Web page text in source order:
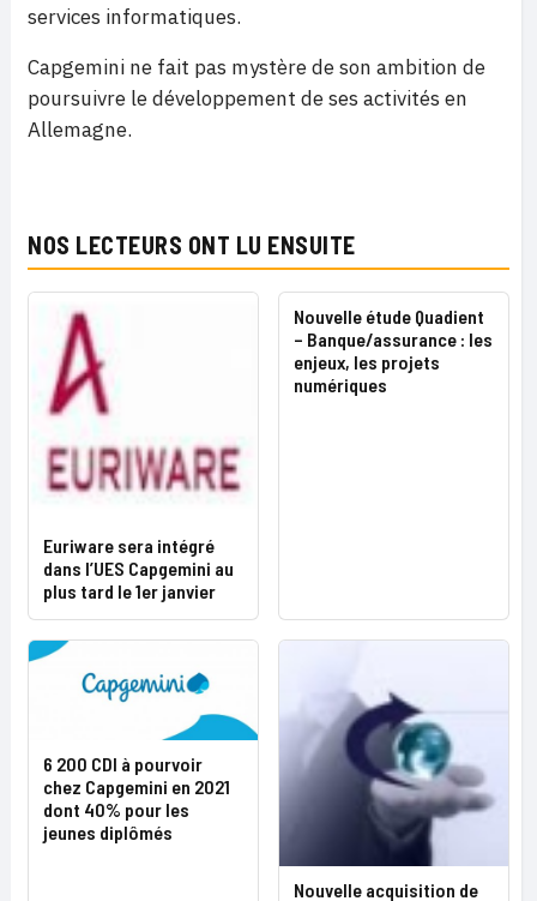
services informatiques.
Capgemini ne fait pas mystère de son ambition de
poursuivre le développement de ses activités en
Allemagne.
NOS LECTEURS ONT LU ENSUITE
Euriware sera intégré
dans l’UES Capgemini au
plus tard le 1er janvier
Nouvelle étude Quadient
– Banque/assurance : les
enjeux, les projets
numériques
6 200 CDI à pourvoir
chez Capgemini en 2021
dont 40% pour les
jeunes diplômés
Nouvelle acquisition de